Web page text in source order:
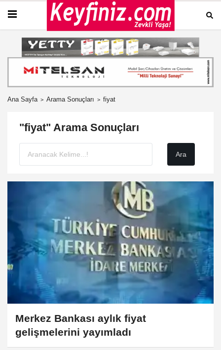
Ana Sayfa Arama Sonuçları fiyat
"fiyat" Arama Sonuçları
Merkez Bankası aylık fiyat
gelişmelerini yayımladı